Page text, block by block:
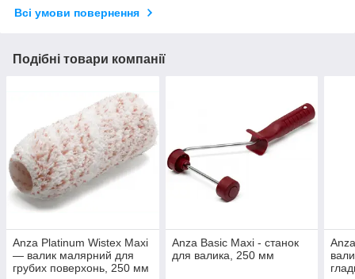
Всі умови повернення
Подібні товари компанії
Anza Platinum Wistex Maxi
— валик малярний для
грубих поверхонь, 250 мм
Anza Basic Maxi - станок
для валика, 250 мм